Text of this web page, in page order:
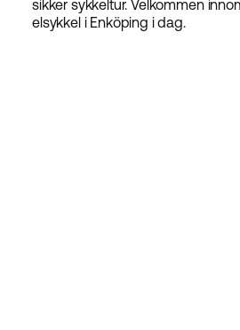
sikker sykkeltur. Velkommen
elsykkel i Enköping i dag.